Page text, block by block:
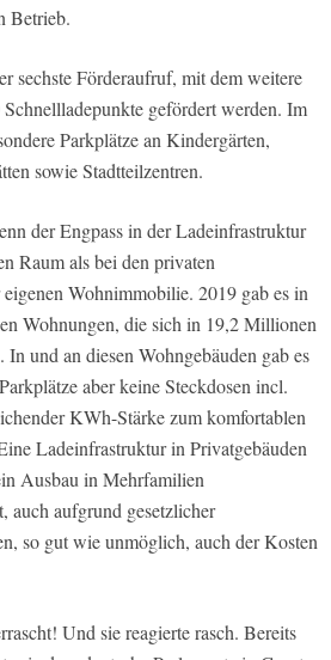
Betrieb.
sechste Förderaufruf, mit dem weitere
gefördert werden. Im
Parkplätze an Kindergärten,
sowie Stadtteilzentren.
der Engpass in der Ladeinfrastruktur
Raum als bei den privaten
Wohnimmobilie. 2019 gab es in
Wohnungen, die sich in 19,2 Millionen
In und an diesen Wohngebäuden gab es
aber keine Steckdosen incl.
KWh-Stärke zum komfortablen
Ladeinfrastruktur in Privatgebäuden
Ausbau in Mehrfamilien
auch aufgrund gesetzlicher
so gut wie unmöglich, auch der Kosten
Und sie reagierte rasch. Bereits